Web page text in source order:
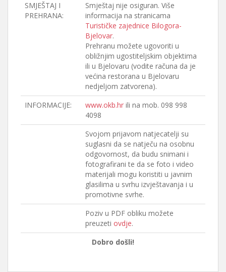
SMJEŠTAJ I
PREHRANA:
Smještaj nije osiguran. Više
informacija na stranicama
Turističke zajednice Bilogora-
Bjelovar.
Prehranu možete ugovoriti u
obližnjim ugostiteljskim objektima
ili u Bjelovaru (vodite računa da je
većina restorana u Bjelovaru
nedjeljom zatvorena).
INFORMACIJE:
www.okb.hr ili na mob. 098 998
4098
Svojom prijavom natjecatelji su
suglasni da se natječu na osobnu
odgovornost, da budu snimani i
fotografirani te da se foto i video
materijali mogu koristiti u javnim
glasilima u svrhu izvještavanja i u
promotivne svrhe.
Poziv u PDF obliku možete
preuzeti ovdje.
Dobro došli!